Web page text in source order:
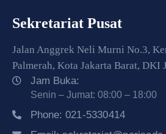
Sekretariat Pusat
Jalan Anggrek Neli Murni No.3,
Palmerah, Kota Jakarta Barat, DKI
Jam Buka:
Senin – Jumat: 08:00 – 18:00
Phone: 021-5330414